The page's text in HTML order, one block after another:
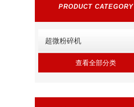
PRODUCT CATEGORY
超微粉碎机
查看全部分类